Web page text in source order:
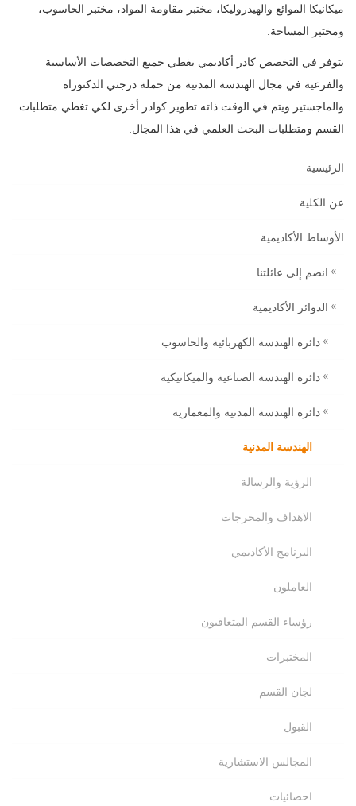
ميكانيكا الموائع والهيدروليكا، مختبر مقاومة المواد، مختبر الحاسوب،
ومختبر المساحة.
يتوفر في التخصص كادر أكاديمي يغطي جميع التخصصات الأساسية
والفرعية في مجال الهندسة المدنية من حملة درجتي الدكتوراه
والماجستير ويتم في الوقت ذاته تطوير كوادر أخرى لكي تغطي متطلبات
القسم ومتطلبات البحث العلمي في هذا المجال.
الرئيسية
عن الكلية
الأوساط الأكاديمية
انضم إلى عائلتنا
الدوائر الأكاديمية
دائرة الهندسة الكهربائية والحاسوب
دائرة الهندسة الصناعية والميكانيكية
دائرة الهندسة المدنية والمعمارية
الهندسة المدنية
الرؤية والرسالة
الاهداف والمخرجات
البرنامج الأكاديمي
العاملون
رؤساء القسم المتعاقبون
المختبرات
لجان القسم
القبول
المجالس الاستشارية
احصائيات